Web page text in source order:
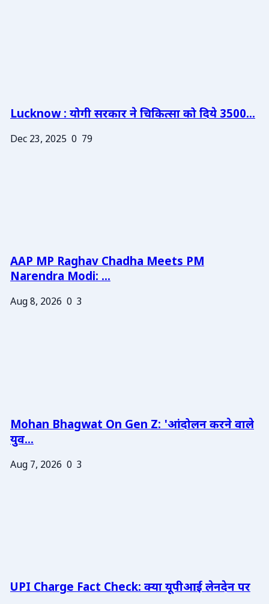
Lucknow : योगी सरकार ने चिकित्सा को दिये 3500...
Dec 23, 2025 0 79
AAP MP Raghav Chadha Meets PM
Narendra Modi: ...
Aug 8, 2026 0 3
Mohan Bhagwat On Gen Z: 'आंदोलन करने वाले
युव...
Aug 7, 2026 0 3
UPI Charge Fact Check: क्या यूपीआई लेनदेन पर